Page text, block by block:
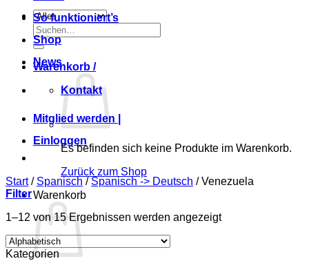
Suchen
nach:
Warenkorb /
Es befinden sich keine Produkte im Warenkorb.
Zurück zum Shop
Warenkorb
So funktioniert’s
Shop
News
Kontakt
Mitglied werden |
Einloggen
Start / Spanisch / Spanisch -> Deutsch /Venezuela
Filter
1–12 von 15 Ergebnissen werden angezeigt
Kategorien